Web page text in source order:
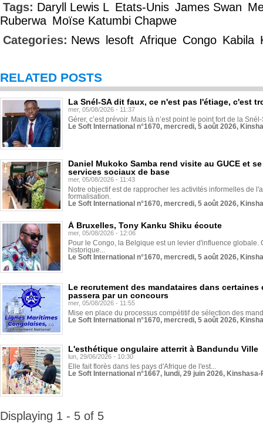
Tags: Daryll Lewis L Etats-Unis James Swan
Ruberwa Moïse Katumbi Chapwe
Categories: News lesoft Afrique Congo Kabila
RELATED POSTS
La Snél-SA dit faux, ce n'est pas l'étiage, c'est
mer, 05/08/2026 - 11:37
Gérer, c’est prévoir. Mais là n’est point le point fort de la
Le Soft International n°1670, mercredi, 5 août 2026,
Daniel Mukoko Samba rend visite au GUCE et
services sociaux de base
mer, 05/08/2026 - 11:43
Notre objectif est de rapprocher les activités informelles de
formalisation.
Le Soft International n°1670, mercredi, 5 août 2026,
À Bruxelles, Tony Kanku Shiku écoute
mer, 05/08/2026 - 12:06
Pour le Congo, la Belgique est un levier d'influence globale.
historique...
Le Soft International n°1670, mercredi, 5 août 2026,
Le recrutement des mandataires dans
passera par un concours
mer, 05/08/2026 - 11:55
Mise en place du processus compétitif de sélection des
Le Soft International n°1670, mercredi, 5 août 2026,
L'esthétique ongulaire atterrit à Bandundu Ville
lun, 29/06/2026 - 10:30
Elle fait florès dans les pays d'Afrique de l'est...
Le Soft International n°1667, lundi, 29 juin 2026,
Displaying 1 - 5 of 5